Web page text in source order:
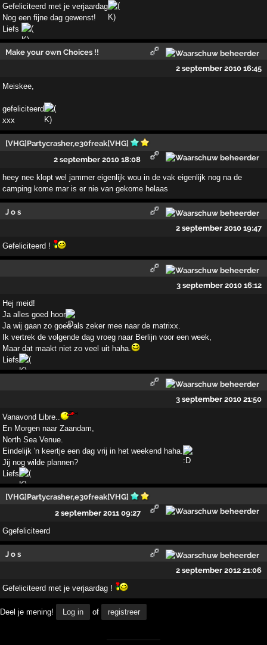
Gefeliciteerd met je verjaardag
Nog een fijne dag gewenst!
Liefs
Make your own Choices !!
2 september 2010 16:45
Meiskee,
gefeliciteerd
xxx
[VHG]Partycrasher,e30freak[VHG]
2 september 2010 18:08
heey nee klopt wel jammer eigenlijk wou in de vak eigenlijk nog na de
camping kome mar is er nie van gekome helaas
J o s
2 september 2010 19:47
Gefeliciteerd !
3 september 2010 16:12
Hej meid!
Ja alles goed hoor
Ja wij gaan zo goed als zeker mee naar de matrixx.
Ik vertrek de volgende dag vroeg naar Berlijn voor een week,
Maar dat maakt niet zo veel uit haha.
Liefs
3 september 2010 21:50
Vanavond Libre..
En Morgen naar Zaandam,
North Sea Venue.
Eindelijk 'n keertje een dag vrij in het weekend haha.
Jij nog wilde plannen?
Liefs
[VHG]Partycrasher,e30freak[VHG]
2 september 2011 09:27
Ggefeliciteerd
J o s
2 september 2012 21:06
Gefeliciteerd met je verjaardag !
Deel je mening! Log in of registreer